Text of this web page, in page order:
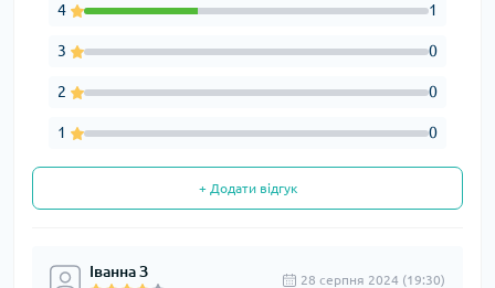
4 1
3 0
2 0
1 0
+ Додати відгук
Іванна З 28 серпня 2024 (19:30)